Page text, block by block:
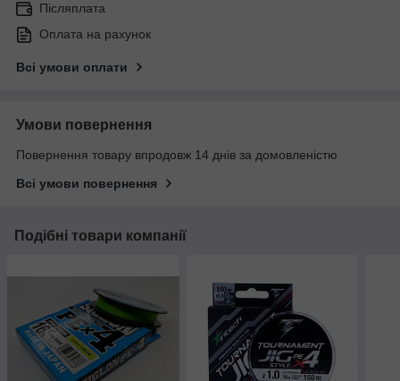
Післяплата
Оплата на рахунок
Всі умови оплати
Умови повернення
Повернення товару впродовж 14 днів за домовленістю
Всі умови повернення
Подібні товари компанії